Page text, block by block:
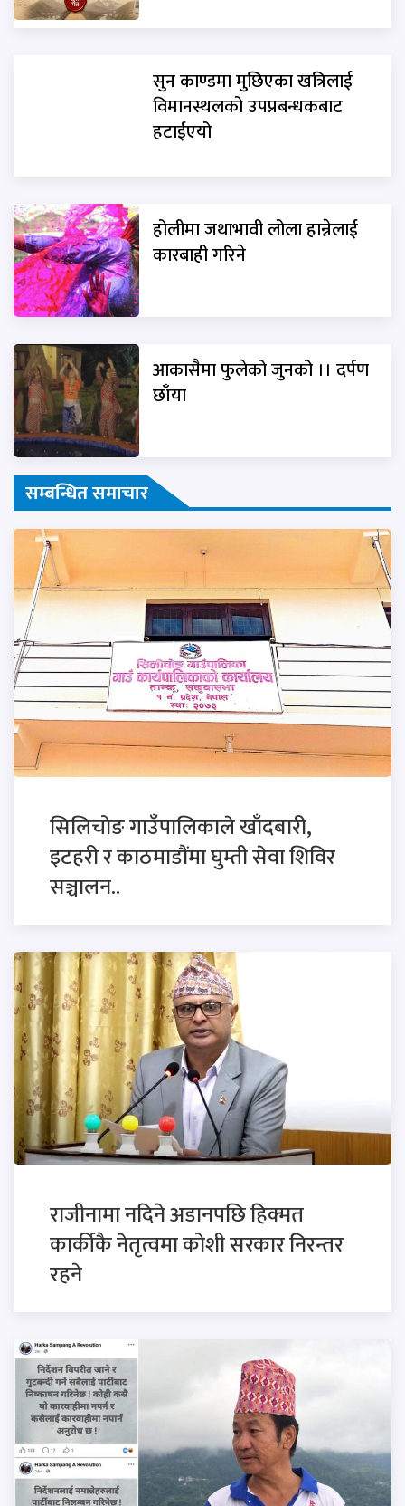
सुन काण्डमा मुछिएका खत्रिलाई
विमानस्थलको उपप्रबन्धकबाट
हटाईएयो
होलीमा जथाभावी लोला हान्नेलाई
कारबाही गरिने
आकासैमा फुलेको जुनको ।। दर्पण
छाँया
सम्बन्धित समाचार
सिलिचोङ गाउँपालिकाले खाँदबारी,
इटहरी र काठमाडौंमा घुम्ती सेवा शिविर
सञ्चालन..
राजीनामा नदिने अडानपछि हिक्मत
कार्कीकै नेतृत्वमा कोशी सरकार निरन्तर
रहने